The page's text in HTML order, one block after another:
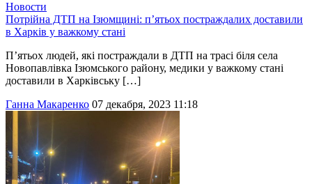
Новости
Потрійна ДТП на Ізюмщині: п’ятьох постраждалих доставили
в Харків у важкому стані
П’ятьох людей, які постраждали в ДТП на трасі біля села
Новопавлівка Ізюмського району, медики у важкому стані
доставили в Харківську […]
Ганна Макаренко 07 декабря, 2023 11:18